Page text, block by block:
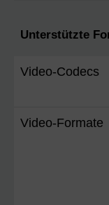
Unterstützte
Video-Codecs
Video-Formate